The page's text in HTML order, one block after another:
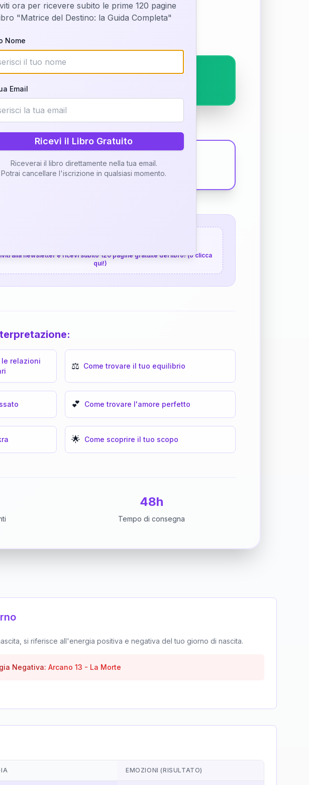
una nostra interpretazione
il manuale completo.
alla newsletter e ricevi subito 120 pagine gratuite del libro! (o clicca
qui!)
le relazioni
⚖️ Come trovare il tuo equilibrio
💕 Come trovare l'amore perfetto
🌟 Come scoprire il tuo scopo
48h
Tempo di consegna
si riferisce all'energia positiva e negativa del tuo giorno di nascita.
Negativa: Arcano 13 - La Morte
EMOZIONI (RISULTATO)
ora per ricevere subito le prime 120 pagine
"Matrice del Destino: la Guida Completa"
Nome
Email
Ricevi il Libro Gratuito
Riceverai il libro direttamente nella tua email.
Potrai cancellare l'iscrizione in qualsiasi momento.